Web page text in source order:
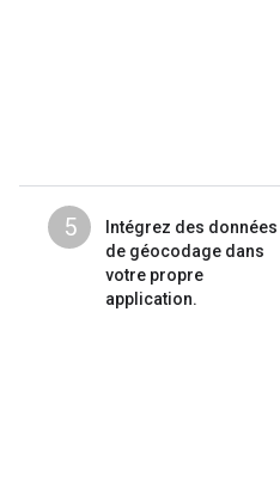
5
Intégrez des données
de géocodage dans
votre propre
application.